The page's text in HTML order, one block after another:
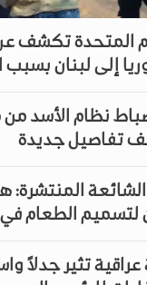
إلى لبنان بسبب
نظام الأسد
تفاصيل جديدة
الطعام في
عراقية تثير جدلاً